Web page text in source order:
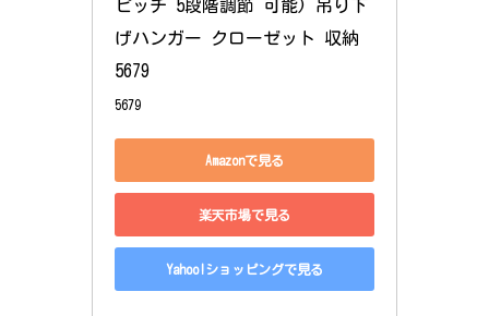
ピッチ 5段階調節 可能) 吊り下
げハンガー クローゼット 収納
5679
5679
Amazonで見る
楽天市場で見る
Yahoo!ショッピングで見る